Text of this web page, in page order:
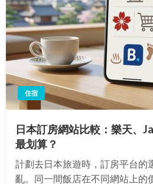
住宿
日本訂房網站比較：樂天、
最划算？
計劃去日本旅遊時，訂房平台的
亂。同一間飯店在不同網站上的